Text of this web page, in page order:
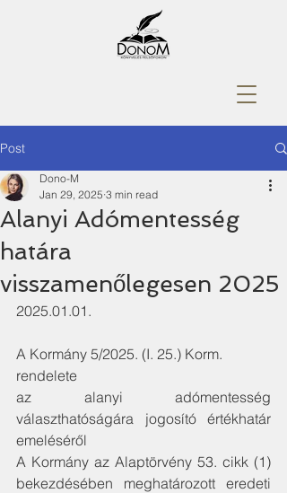
Post
Alanyi Adómentesség
határa
visszamenőlegesen 2025
Dono-M
Jan 29, 2025 3 min read
2025.01.01.
A Kormány 5/2025. (I. 25.) Korm.
rendelete
az alanyi adómentesség
választhatóságára jogosító értékhatár
emeléséről
A Kormány az Alaptörvény 53. cikk (1)
bekezdésében meghatározott eredeti